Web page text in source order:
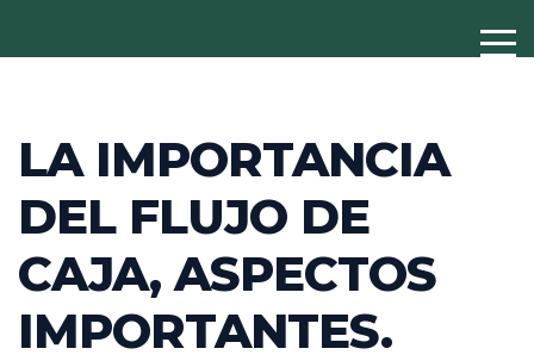
LA IMPORTANCIA
DEL FLUJO DE
CAJA, ASPECTOS
IMPORTANTES.